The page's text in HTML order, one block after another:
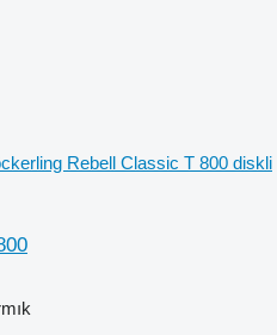
Rebell Classic T 800 diskli